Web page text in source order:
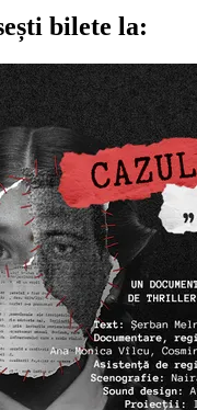
bilete la: